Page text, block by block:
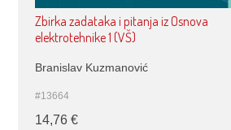
Zbirka zadataka i pitanja iz Osnova
elektrotehnike 1 (VŠ)
Branislav Kuzmanović
#13664
14,76 €